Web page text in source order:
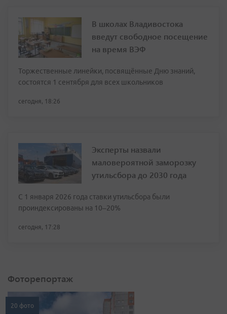
В школах Владивостока
введут свободное посещение
на время ВЭФ
Торжественные линейки, посвящённые Дню знаний,
состоятся 1 сентября для всех школьников
сегодня, 18:26
Эксперты назвали
маловероятной заморозку
утильсбора до 2030 года
С 1 января 2026 года ставки утильсбора были
проиндексированы на 10–20%
сегодня, 17:28
Фоторепортаж
20 фото